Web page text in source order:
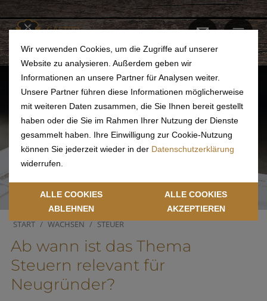
GASTRO
START WACHSEN STEUER
Ab wann ist das Thema
Steuern relevant für
Neugründer?
Wir verwenden Cookies, um die Zugriffe auf unserer
Website zu analysieren. Außerdem geben wir
Informationen an unsere Partner für Analysen weiter.
Unsere Partner führen diese Informationen möglicherweise
mit weiteren Daten zusammen, die Sie Ihnen bereit gestellt
haben oder die Sie im Rahmen Ihrer Nutzung der Dienste
gesammelt haben. Ihre Einwilligung zur Cookie-Nutzung
können Sie jederzeit wieder in der Datenschutzerklärung
widerrufen.
ALLE COOKIES
ABLEHNEN
ALLE COOKIES
AKZEPTIEREN